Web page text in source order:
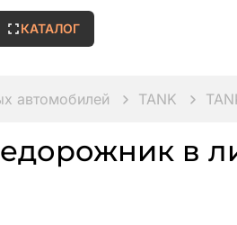
КАТАЛОГ
автомобилей TANK
в